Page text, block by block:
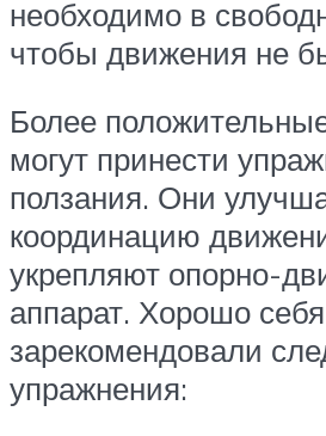
необходимо в
чтобы движения не
Более
могут принести
ползания. Они
координацию
укрепляют опорно-
аппарат. Хорошо себя
зарекомендовали
упражнения: